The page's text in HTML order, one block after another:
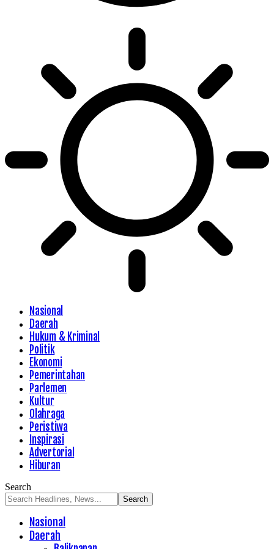
Nasional
Daerah
Hukum & Kriminal
Politik
Ekonomi
Pemerintahan
Parlemen
Kultur
Olahraga
Peristiwa
Inspirasi
Advertorial
Hiburan
Search
Nasional
Daerah